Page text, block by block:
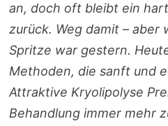
an, doch oft bleibt ein
zurück. Weg damit – aber
Spritze war gestern.
Methoden, die sanft und
Attraktive Kryolipolyse
Behandlung immer mehr